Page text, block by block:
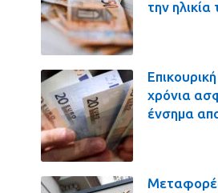
την
χρόνια
ένσημα